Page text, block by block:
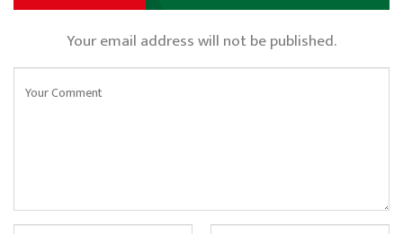
Your email address will not be published.